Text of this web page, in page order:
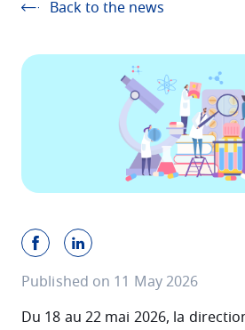
Back to the news
Published on 11 May 2026
Du 18 au 22 mai 2026, la